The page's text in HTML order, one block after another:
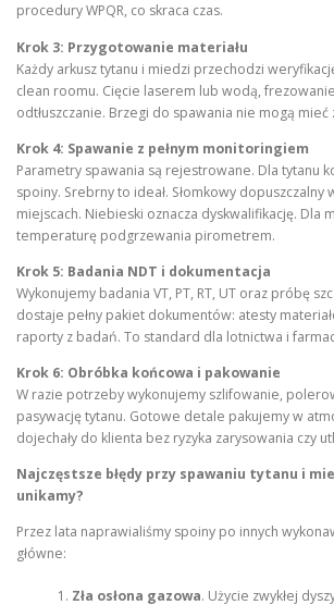
procedury WPQR, co skraca czas.
Krok 3: Przygotowanie materiału
Każdy arkusz tytanu i miedzi przechodzi
clean roomu. Cięcie laserem lub wodą,
odtłuszczanie. Brzegi do spawania nie mogą
Krok 4: Spawanie z pełnym monitoringiem
Parametry spawania są rejestrowane. Dla tytanu
spoiny. Srebrny to ideał. Słomkowy dopuszczalny
miejscach. Niebieski oznacza dyskwalifikację. Dla
temperaturę podgrzewania pirometrem.
Krok 5: Badania NDT i dokumentacja
Wykonujemy badania VT, PT, RT, UT oraz próbę
dostaje pełny pakiet dokumentów: atesty
raporty z badań. To standard dla lotnictwa i
Krok 6: Obróbka końcowa i pakowanie
W razie potrzeby wykonujemy szlifowanie,
pasywację tytanu. Gotowe detale pakujemy w
dojechały do klienta bez ryzyka zarysowania czy
Najczęstsze błędy przy spawaniu tytanu i
unikamy?
Przez lata naprawialiśmy spoiny po innych
główne:
Zła osłona gazowa. Użycie zwykłej